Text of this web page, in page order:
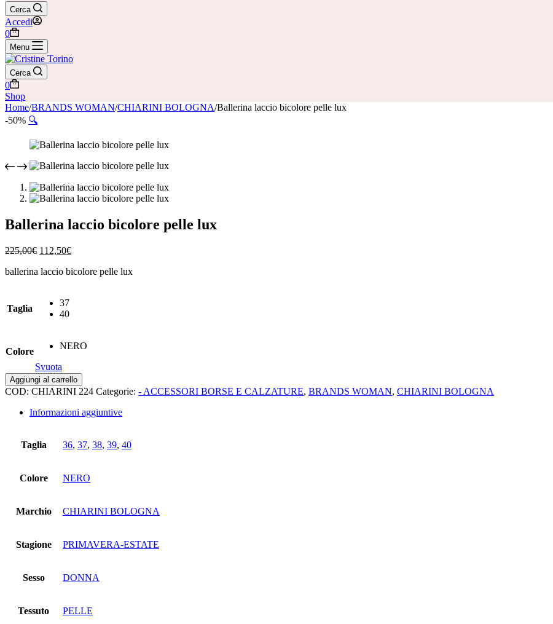
Cerca
Accedi
Carrello
0
Menu
Cerca
Carrello
0
Shop
Home/BRANDS WOMAN/CHIARINI BOLOGNA/Ballerina laccio bicolore pelle lux
-50% 🔍
Ballerina laccio bicolore pelle lux
225,00€ Il
originale
112,50€Il
attuale
ballerina laccio bicolore pelle lux
Taglia
37
40
Colore
NERO
Svuota
Ballerina
laccio
pelle
Aggiungi al carrello
COD: CHIARINI 224 Categorie: - ACCESSORI BORSE E CALZATURE, BRANDS WOMAN, CHIARINI BOLOGNA
Informazioni aggiuntive
Taglia 36, 37, 38, 39, 40
Colore NERO
Marchio CHIARINI BOLOGNA
Stagione PRIMAVERA-ESTATE
Sesso DONNA
Tessuto PELLE